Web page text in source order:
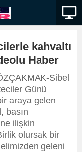
kahvaltı
Haber
Sibel
Günü
araya gelen
basın
ilişkin
olursak bir
geleni